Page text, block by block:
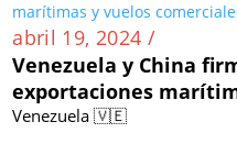
abril 19, 2024 /
Venezuela y China
exportaciones
Venezuela 🇻🇪